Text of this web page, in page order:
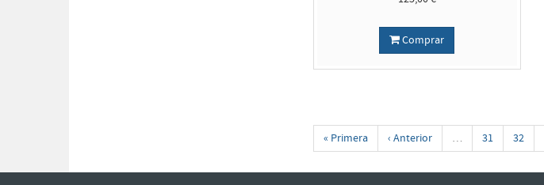
Comprar
« Primera ‹ Anterior … 31 32